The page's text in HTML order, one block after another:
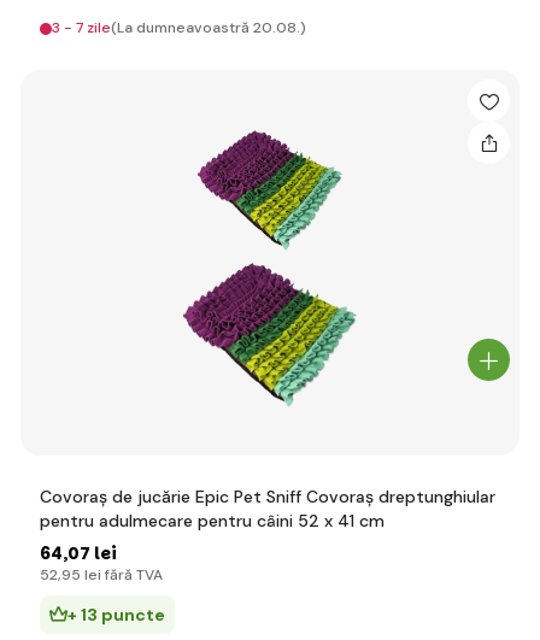
3 - 7 zile(La dumneavoastră 20.08.)
Covoraș de jucărie Epic Pet Sniff Covoraș dreptunghiular
pentru adulmecare pentru câini 52 x 41 cm
64,07 lei
52,95 lei fără TVA
+ 13 puncte